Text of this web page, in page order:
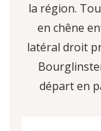
la région.
en chêne
latéral droit
départ en